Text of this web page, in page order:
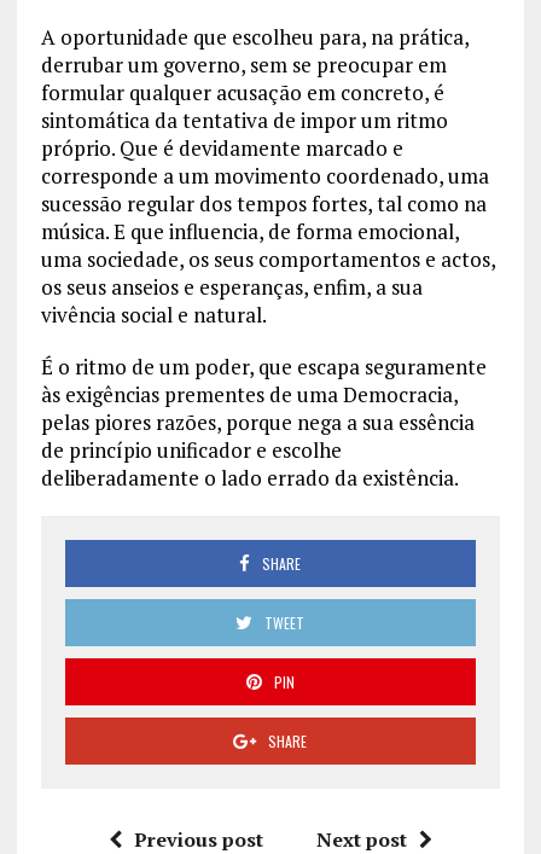
A oportunidade que escolheu para, na prática,
derrubar um governo, sem se preocupar em
formular qualquer acusação em concreto, é
sintomática da tentativa de impor um ritmo
próprio. Que é devidamente marcado e
corresponde a um movimento coordenado, uma
sucessão regular dos tempos fortes, tal como na
música. E que influencia, de forma emocional,
uma sociedade, os seus comportamentos e actos,
os seus anseios e esperanças, enfim, a sua
vivência social e natural.
É o ritmo de um poder, que escapa seguramente
às exigências prementes de uma Democracia,
pelas piores razões, porque nega a sua essência
de princípio unificador e escolhe
deliberadamente o lado errado da existência.
SHARE
TWEET
PIN
SHARE
Previous post Next post